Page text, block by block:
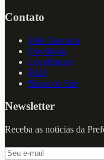
Contato
Fale Conosco
Ouvidoria
Localizacao
FAQ
Mapa do Site
Newsletter
Receba as noticias da